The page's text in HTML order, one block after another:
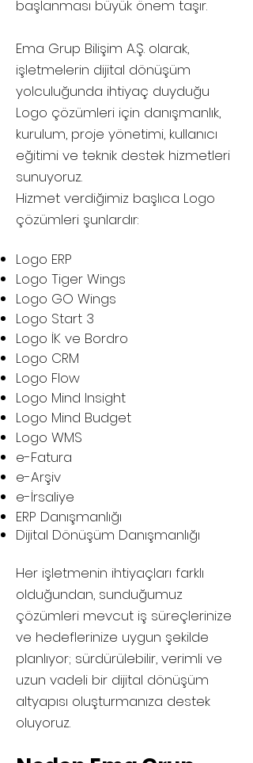
başlanması büyük önem taşır.
Ema Grup Bilişim A.Ş. olarak,
işletmelerin dijital dönüşüm
yolculuğunda ihtiyaç duyduğu
Logo çözümleri için danışmanlık,
kurulum, proje yönetimi, kullanıcı
eğitimi ve teknik destek hizmetleri
sunuyoruz.
Hizmet verdiğimiz başlıca Logo
çözümleri şunlardır:
Logo ERP
Logo Tiger Wings
Logo GO Wings
Logo Start 3
Logo İK ve Bordro
Logo CRM
Logo Flow
Logo Mind Insight
Logo Mind Budget
Logo WMS
e-Fatura
e-Arşiv
e-İrsaliye
ERP Danışmanlığı
Dijital Dönüşüm Danışmanlığı
Her işletmenin ihtiyaçları farklı
olduğundan, sunduğumuz
çözümleri mevcut iş süreçlerinize
ve hedeflerinize uygun şekilde
planlıyor; sürdürülebilir, verimli ve
uzun vadeli bir dijital dönüşüm
altyapısı oluşturmanıza destek
oluyoruz.